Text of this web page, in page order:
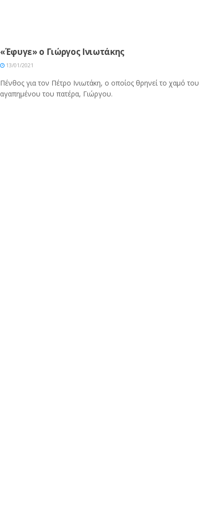
«Έφυγε» ο Γιώργος Ινιωτάκης
13/01/2021
Πένθος για τον Πέτρο Ινιωτάκη, ο οποίος θρηνεί το χαμό του
αγαπημένου του πατέρα, Γιώργου.